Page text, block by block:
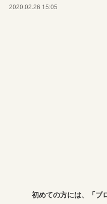
2020.02.26 15:05
初めての方には、「ブ